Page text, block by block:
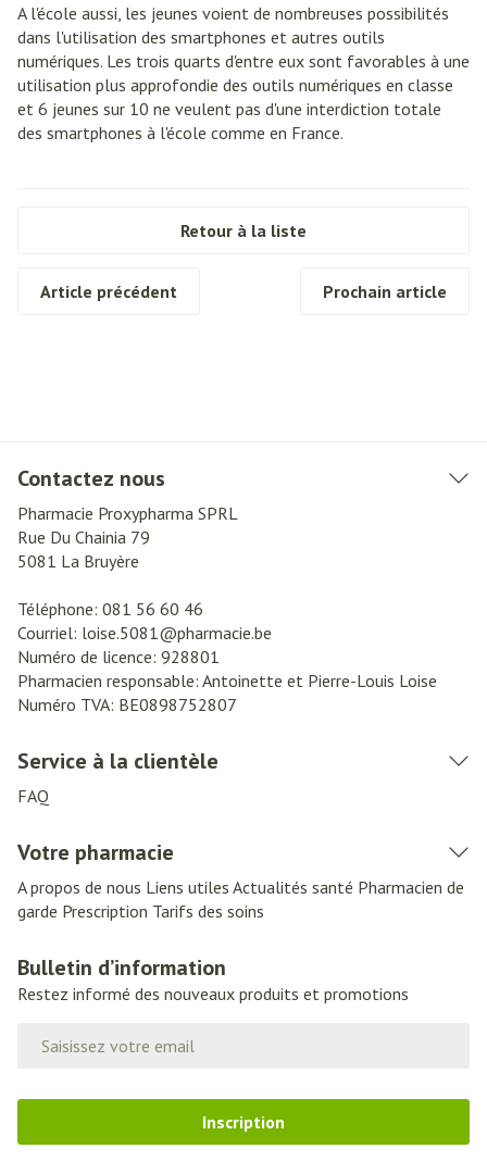
A l'école aussi, les jeunes voient de nombreuses possibilités
dans l'utilisation des smartphones et autres outils
numériques. Les trois quarts d'entre eux sont favorables à une
utilisation plus approfondie des outils numériques en classe
et 6 jeunes sur 10 ne veulent pas d'une interdiction totale
des smartphones à l'école comme en France.
Retour à la liste
Article précédent Prochain article
Contactez nous
Pharmacie Proxypharma SPRL
Rue Du Chainia 79
5081 La Bruyère
Téléphone: 081 56 60 46
Courriel: loise.5081@pharmacie.be
Numéro de licence: 928801
Pharmacien responsable: Antoinette et Pierre-Louis Loise
Numéro TVA: BE0898752807
Service à la clientèle
FAQ
Votre pharmacie
A propos de nous Liens utiles Actualités santé Pharmacien de
garde Prescription Tarifs des soins
Bulletin d’information
Restez informé des nouveaux produits et promotions
Inscription